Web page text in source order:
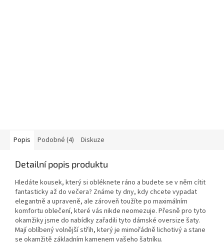
Popis Podobné (4) Diskuze
Detailní popis produktu
Hledáte kousek, který si obléknete ráno a budete se v něm cítit
fantasticky až do večera? Známe ty dny, kdy chcete vypadat
elegantně a upraveně, ale zároveň toužíte po maximálním
komfortu oblečení, které vás nikde neomezuje. Přesně pro tyto
okamžiky jsme do nabídky zařadili tyto dámské oversize šaty.
Mají oblíbený volnější střih, který je mimořádně lichotivý a stane
se okamžitě základním kamenem vašeho šatníku.